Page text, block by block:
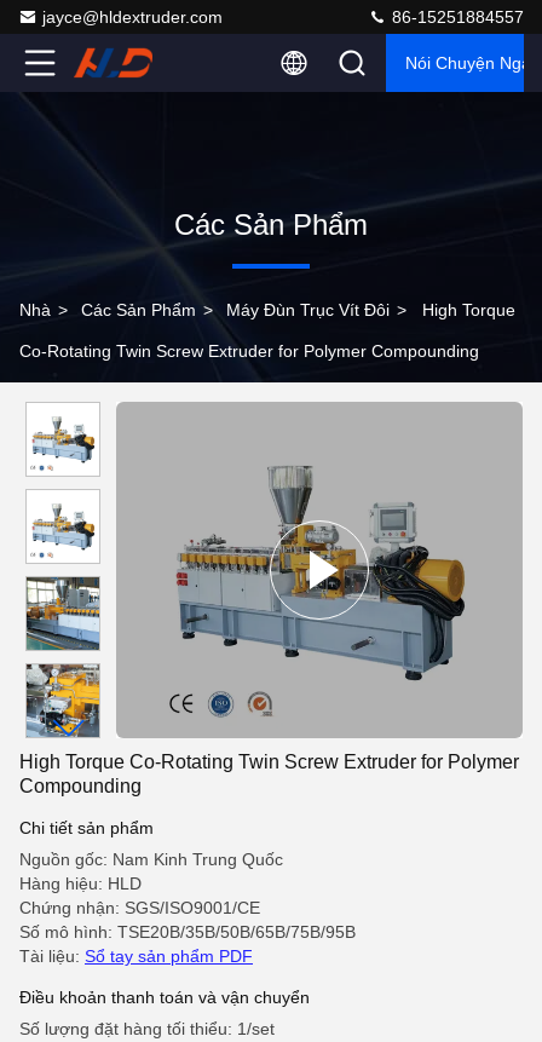
jayce@hldextruder.com 86-15251884557
Nói Chuyện Ngay.
Các Sản Phẩm
Nhà > Các Sản Phẩm > Máy Đùn Trục Vít Đôi > High Torque
Co-Rotating Twin Screw Extruder for Polymer Compounding
High Torque Co-Rotating Twin Screw Extruder for Polymer
Compounding
Chi tiết sản phẩm
Nguồn gốc: Nam Kinh Trung Quốc
Hàng hiệu: HLD
Chứng nhận: SGS/ISO9001/CE
Số mô hình: TSE20B/35B/50B/65B/75B/95B
Tài liệu: Sổ tay sản phẩm PDF
Điều khoản thanh toán và vận chuyển
Số lượng đặt hàng tối thiểu: 1/set